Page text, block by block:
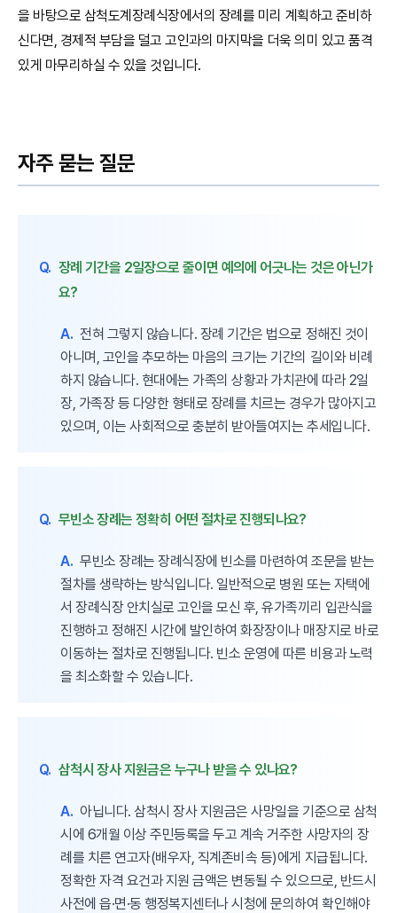
을 바탕으로 삼척도계장례식장에서의 장례를 미리 계획하고 준비하
신다면, 경제적 부담을 덜고 고인과의 마지막을 더욱 의미 있고 품격
있게 마무리하실 수 있을 것입니다.
자주 묻는 질문
Q. 장례 기간을 2일장으로 줄이면 예의에 어긋나는 것은 아닌가
요?
A. 전혀 그렇지 않습니다. 장례 기간은 법으로 정해진 것이
아니며, 고인을 추모하는 마음의 크기는 기간의 길이와 비례
하지 않습니다. 현대에는 가족의 상황과 가치관에 따라 2일
장, 가족장 등 다양한 형태로 장례를 치르는 경우가 많아지고
있으며, 이는 사회적으로 충분히 받아들여지는 추세입니다.
Q. 무빈소 장례는 정확히 어떤 절차로 진행되나요?
A. 무빈소 장례는 장례식장에 빈소를 마련하여 조문을 받는
절차를 생략하는 방식입니다. 일반적으로 병원 또는 자택에
서 장례식장 안치실로 고인을 모신 후, 유가족끼리 입관식을
진행하고 정해진 시간에 발인하여 화장장이나 매장지로 바로
이동하는 절차로 진행됩니다. 빈소 운영에 따른 비용과 노력
을 최소화할 수 있습니다.
Q. 삼척시 장사 지원금은 누구나 받을 수 있나요?
A. 아닙니다. 삼척시 장사 지원금은 사망일을 기준으로 삼척
시에 6개월 이상 주민등록을 두고 계속 거주한 사망자의 장
례를 치른 연고자(배우자, 직계존비속 등)에게 지급됩니다.
정확한 자격 요건과 지원 금액은 변동될 수 있으므로, 반드시
사전에 읍·면·동 행정복지센터나 시청에 문의하여 확인해야